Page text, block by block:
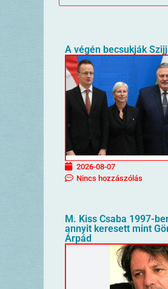
A végén becsukják
2026-08-07
Nincs hozzászólás
M. Kiss Csaba 1997-
annyit keresett mint
Árpád